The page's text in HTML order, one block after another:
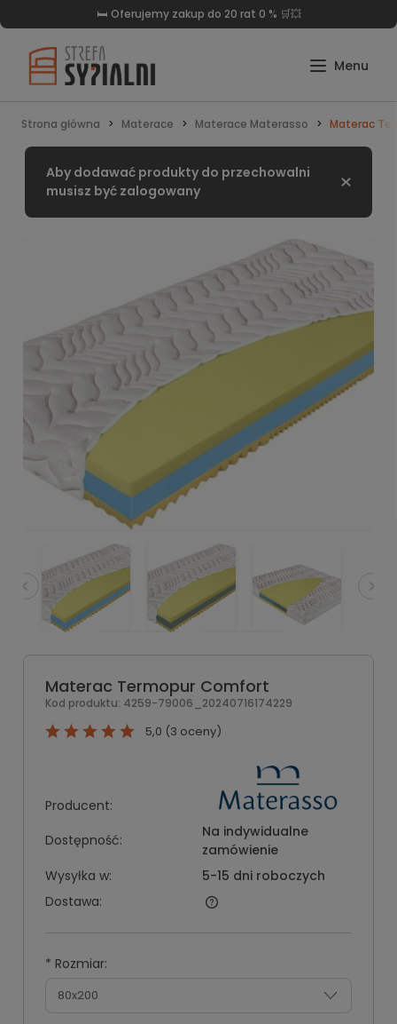
🛏️ Oferujemy zakup do 20 rat 0 % 🛒💥
Strona główna Materace Materace Materasso Materac
Zamknij
Aby dodawać produkty do przechowalni
musisz być zalogowany
Materac Termopur Comfort
Kod produktu: 4259-79006_20240716174229
5,0 (3 oceny)
Producent:
Dostępność:
Na indywidualne
zamówienie
Wysyłka w:
5-15 dni roboczych
Dostawa:
* Rozmiar: